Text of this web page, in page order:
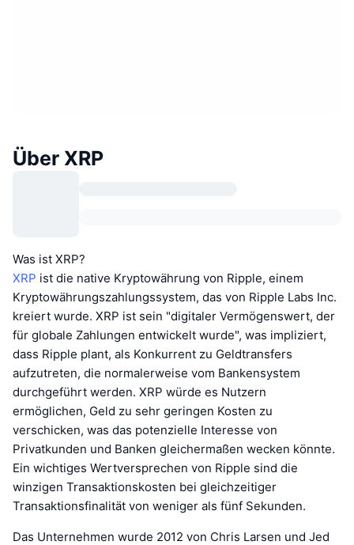
Über XRP
Was ist XRP?
XRP ist die native Kryptowährung von Ripple, einem
Kryptowährungszahlungssystem, das von Ripple Labs Inc.
kreiert wurde. XRP ist sein "digitaler Vermögenswert, der
für globale Zahlungen entwickelt wurde", was impliziert,
dass Ripple plant, als Konkurrent zu Geldtransfers
aufzutreten, die normalerweise vom Bankensystem
durchgeführt werden. XRP würde es Nutzern
ermöglichen, Geld zu sehr geringen Kosten zu
verschicken, was das potenzielle Interesse von
Privatkunden und Banken gleichermaßen wecken könnte.
Ein wichtiges Wertversprechen von Ripple sind die
winzigen Transaktionskosten bei gleichzeitiger
Transaktionsfinalität von weniger als fünf Sekunden.
Das Unternehmen wurde 2012 von Chris Larsen und Jed